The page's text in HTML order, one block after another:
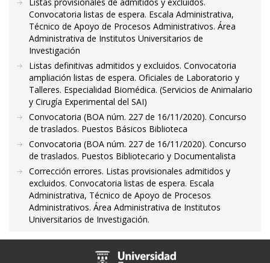
Convocatoria listas de espera. Escala Administrativa,
Técnico de Apoyo de Procesos Administrativos. Área
Administrativa de Institutos Universitarios de
Investigación
Listas definitivas admitidos y excluidos. Convocatoria
ampliación listas de espera. Oficiales de Laboratorio y
Talleres. Especialidad Biomédica. (Servicios de Animalario
y Cirugía Experimental del SAI)
Convocatoria (BOA núm. 227 de 16/11/2020). Concurso
de traslados. Puestos Básicos Biblioteca
Convocatoria (BOA núm. 227 de 16/11/2020). Concurso
de traslados. Puestos Bibliotecario y Documentalista
Corrección errores. Listas provisionales admitidos y
excluidos. Convocatoria listas de espera. Escala
Administrativa, Técnico de Apoyo de Procesos
Administrativos. Área Administrativa de Institutos
Universitarios de Investigación.